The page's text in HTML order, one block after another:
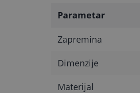
Parametar
Zapremina
Dimenzije
Materijal